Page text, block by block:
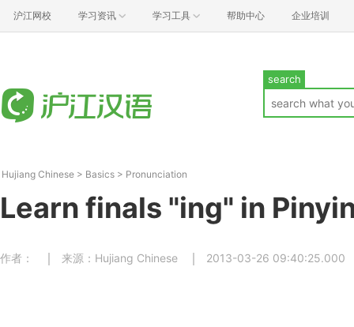
沪江网校 学习资讯 学习工具 帮助中心 企业培训
search
Hujiang Chinese > Basics > Pronunciation
Learn finals "ing" in
作者： 来源：Hujiang Chinese 2013-03-26 09:40:25.000